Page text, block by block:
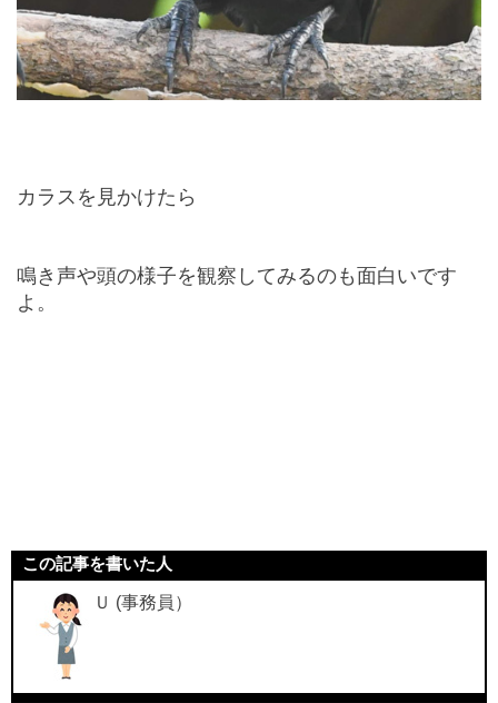
カラスを見かけたら
鳴き声や頭の様子を観察してみるのも面白いです
よ。
この記事を書いた人
Ｕ (事務員）